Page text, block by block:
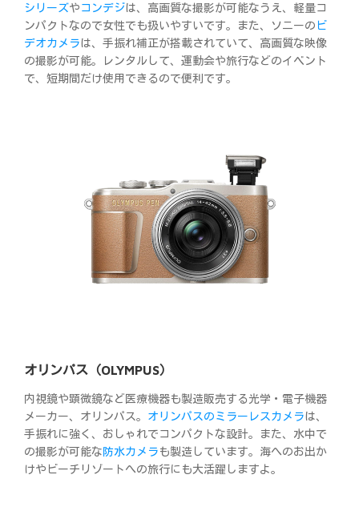
シリーズやコンデジは、高画質な撮影が可能なうえ、軽量コ
ンパクトなので女性でも扱いやすいです。また、ソニーの ビ
デオカメラは、手振れ補正が搭載されていて、高画質な映像
の撮影が可能。レンタルして、運動会や旅行などのイベント
で、短期間だけ使用できるので便利です。
オリンパス（OLYMPUS）
内視鏡や顕微鏡など医療機器も製造販売する光学・電子機器
メーカー、オリンパス。 オリンパスのミラーレスカメラは、
手振れに強く、おしゃれでコンパクトな設計。また、水中で
の撮影が可能な防水カメラも製造しています。海へのお出か
けやビーチリゾートへの旅行にも大活躍しますよ。